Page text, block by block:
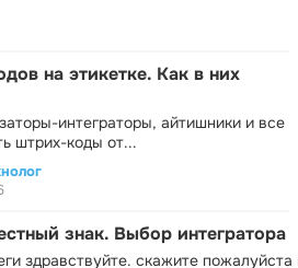
на этикетке. Как в них
интеграторы, айтишники и все
штрих-коды от...
знак. Выбор интегратора
здравствуйте. скажите пожалуйста